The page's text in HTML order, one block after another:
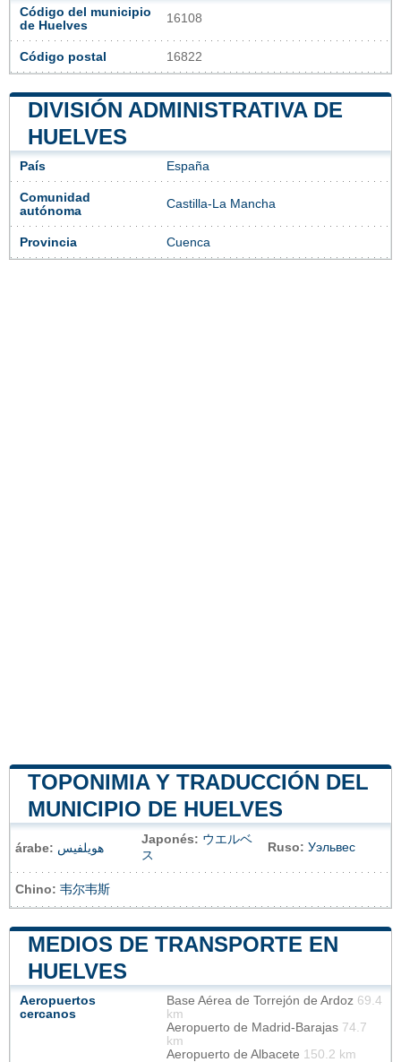
Código del municipio
de Huelves
16108
Código postal 16822
DIVISIÓN ADMINISTRATIVA DE
HUELVES
País España
Comunidad
autónoma
Castilla-La Mancha
Provincia Cuenca
TOPONIMIA Y TRADUCCIÓN DEL
MUNICIPIO DE HUELVES
árabe: هويلفيس
Japonés: ウエルベ
ス
Ruso: Уэльвес
Chino: 韦尔韦斯
MEDIOS DE TRANSPORTE EN
HUELVES
Aeropuertos
cercanos
Base Aérea de Torrejón de Ardoz 69.4
km
Aeropuerto de Madrid-Barajas 74.7
km
Aeropuerto de Albacete 150.2 km